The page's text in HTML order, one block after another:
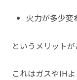
火力が多少変
というメリットが
これはガスやIH